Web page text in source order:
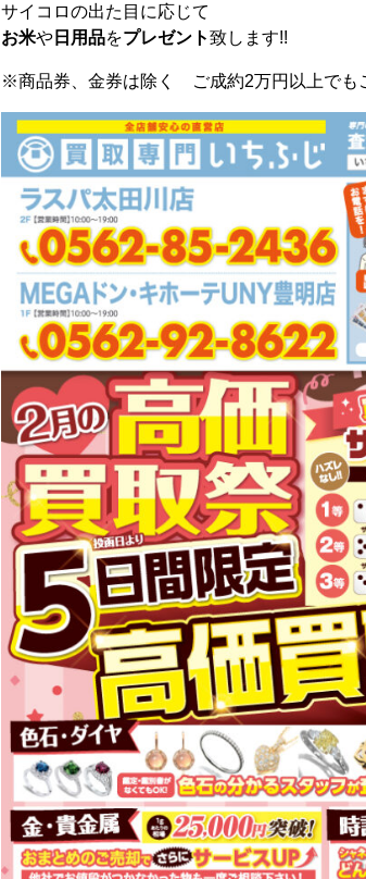
サイコロの出た目に応じて
お米や 日用品をプレゼント致します!!
※商品券、金券は除く ご成約2万円以上でも